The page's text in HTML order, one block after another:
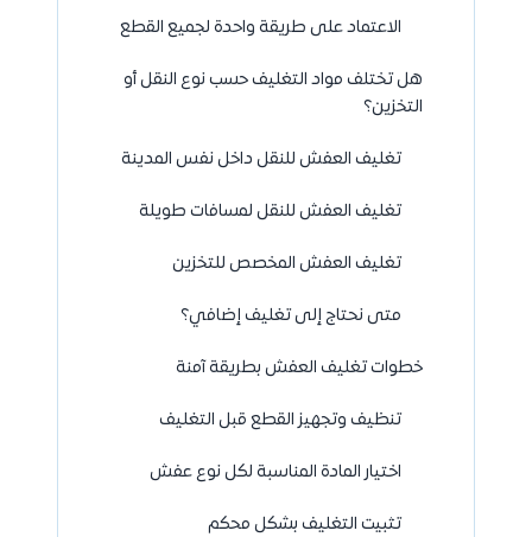
الاعتماد على طريقة واحدة لجميع القطع
هل تختلف مواد التغليف حسب نوع النقل أو
التخزين؟
تغليف العفش للنقل داخل نفس المدينة
تغليف العفش للنقل لمسافات طويلة
تغليف العفش المخصص للتخزين
متى نحتاج إلى تغليف إضافي؟
خطوات تغليف العفش بطريقة آمنة
تنظيف وتجهيز القطع قبل التغليف
اختيار المادة المناسبة لكل نوع عفش
تثبيت التغليف بشكل محكم